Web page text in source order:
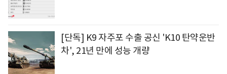
[단독] K9 자주포 수출 공신 'K10 탄약운반
차', 21년 만에 성능 개량